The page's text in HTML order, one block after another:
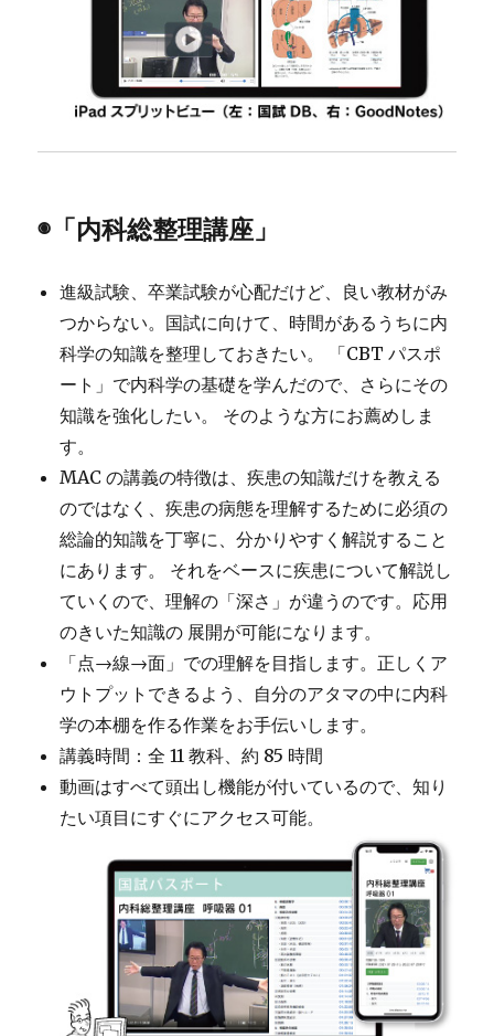
◉ 「内科総整理講座」
進級試験、卒業試験が心配だけど、良い教材がみ
つからない。国試に向けて、時間があるうちに内
科学の知識を整理しておきたい。 「CBT パスポ
ート」で内科学の基礎を学んだので、さらにその
知識を強化したい。 そのような方にお薦めしま
す。
MAC の講義の特徴は、疾患の知識だけを教える
のではなく、疾患の病態を理解するために必須の
総論的知識を丁寧に、分かりやすく解説すること
にあります。 それをベースに疾患について解説し
ていくので、理解の「深さ」が違うのです。応用
のきいた知識の 展開が可能になります。
「点→線→面」での理解を目指します。正しくア
ウトプットできるよう、自分のアタマの中に内科
学の本棚を作る作業をお手伝いします。
講義時間：全 11 教科、約 85 時間
動画はすべて頭出し機能が付いているので、知り
たい項目にすぐにアクセス可能。